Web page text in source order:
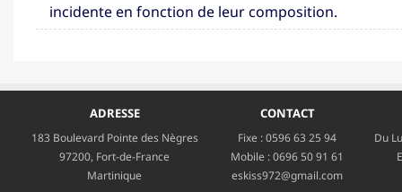
incidente en fonction de leur composition.
ADRESSE
183 Boulevard Pointe des Nègres
97200, Fort-de-France
Martinique
CONTACT
Fixe :0596 63 25 94
Mobile :0696 50 91 61
eskiss972@gmail.com
Du